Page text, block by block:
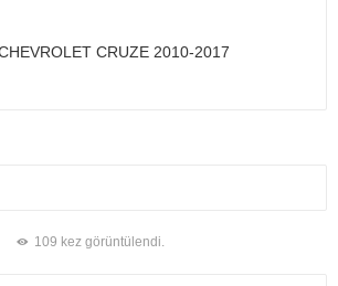
CRUZE 2010-2017
109 kez görüntülendi.